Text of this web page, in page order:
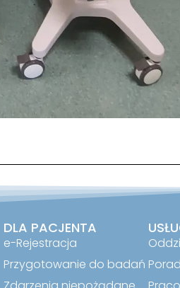
DLA PACJENTA
e-Rejestracja
Przygotowanie do badań